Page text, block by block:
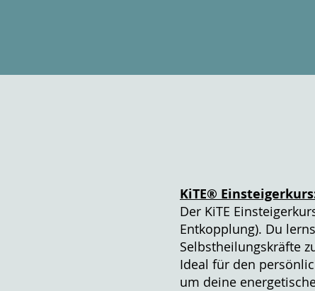
KiTE®
Der KiTE
Entkopplung). Du
Selbstheilungskräfte
​Ideal für den
um deine